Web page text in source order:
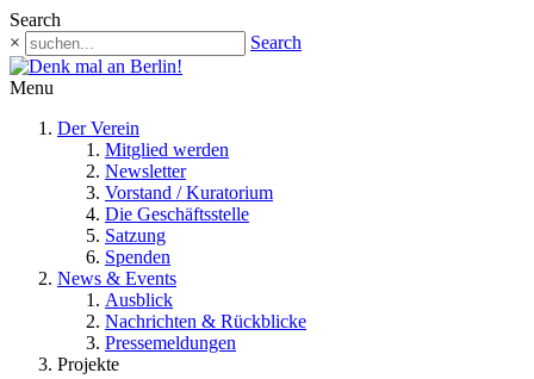
Search
×
Search
Menu
Der Verein
Mitglied werden
Newsletter
Vorstand / Kuratorium
Die Geschäftsstelle
Satzung
Spenden
News & Events
Ausblick
Nachrichten & Rückblicke
Pressemeldungen
Projekte